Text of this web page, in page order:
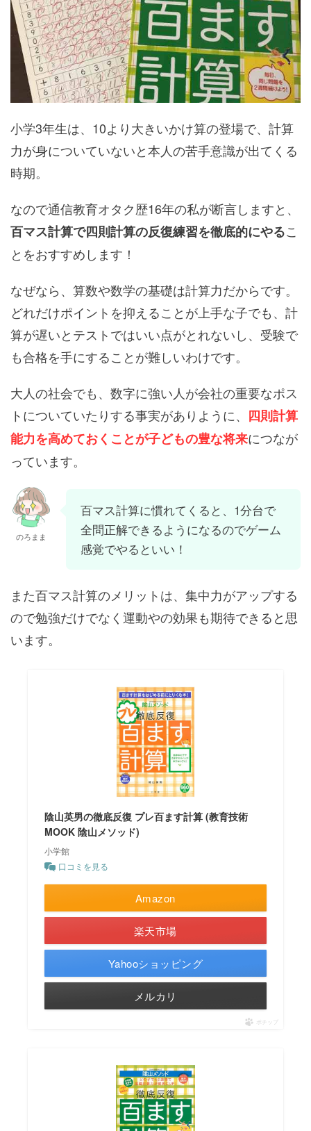
小学3年生は、10より大きいかけ算の登場で、計算
力が身についていないと本人の苦手意識が出てくる
時期。
なので通信教育オタク歴16年の私が断言しますと、
百マス計算で四則計算の反復練習を徹底的にやるこ
とをおすすめします！
なぜなら、算数や数学の基礎は計算力だからです。
どれだけポイントを抑えることが上手な子でも、計
算が遅いとテストではいい点がとれないし、受験で
も合格を手にすることが難しいわけです。
大人の社会でも、数字に強い人が会社の重要なポス
トについていたりする事実がありように、 四則計算
能力を高めておくことが子どもの豊な将来につなが
っています。
のろまま
百マス計算に慣れてくると、1分台で
全問正解できるようになるのでゲーム
感覚でやるといい！
また百マス計算のメリットは、集中力がアップする
ので勉強だけでなく運動やの効果も期待できると思
います。
陰山英男の徹底反復 プレ百ます計算 (教育技術
MOOK 陰山メソッド)
小学館
口コミを見る
Amazon
楽天市場
Yahooショッピング
メルカリ
ポチップ